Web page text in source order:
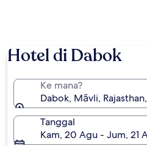
Hotel di Dabok
Ke mana?
Dabok, Māvli,
Tanggal
Kam, 20 Agu - Jum, 21